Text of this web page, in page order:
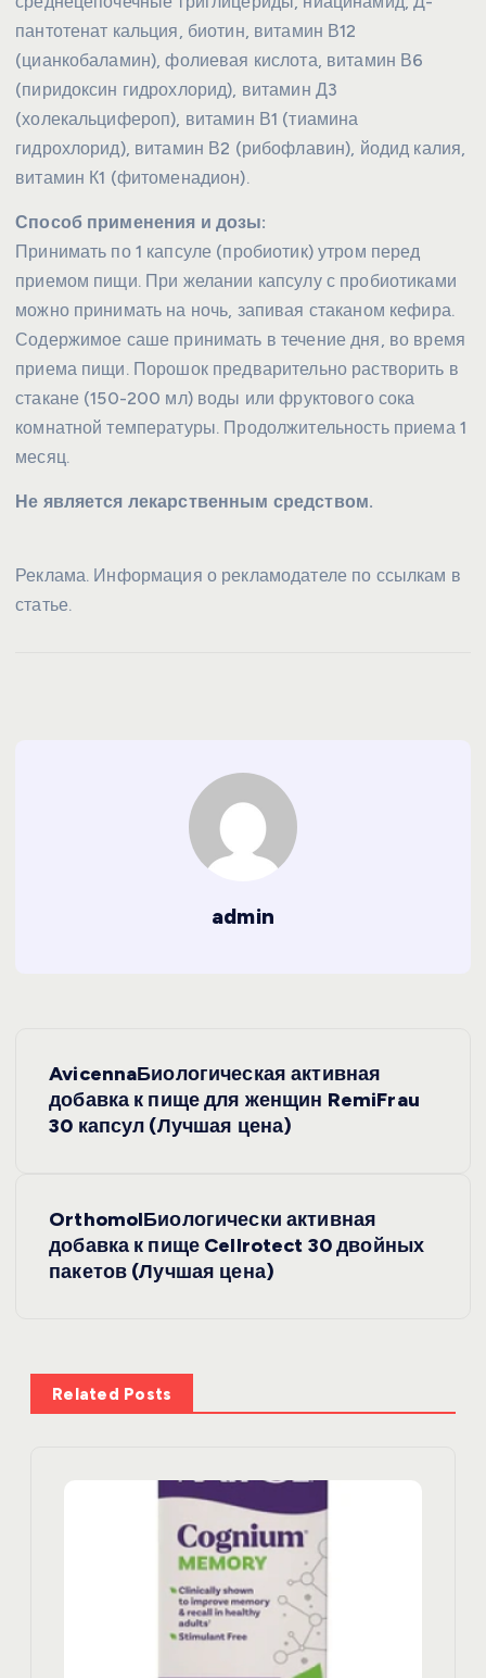
пантотенат кальция, биотин, витамин В12
(цианкобаламин), фолиевая кислота, витамин В6
(пиридоксин гидрохлорид), витамин Д3
(холекальцифероп), витамин В1 (тиамина
гидрохлорид), витамин В2 (рибофлавин), йодид калия,
витамин К1 (фитоменадион).
Способ применения и дозы:
Принимать по 1 капсуле (пробиотик) утром перед
приемом пищи. При желании капсулу с пробиотиками
можно принимать на ночь, запивая стаканом кефира.
Содержимое саше принимать в течение дня, во время
приема пищи. Порошок предварительно растворить в
стакане (150-200 мл) воды или фруктового сока
комнатной температуры. Продолжительность приема 1
месяц.
Не является лекарственным средством.
Реклама. Информация о рекламодателе по ссылкам в
статье.
admin
ц
и
AvicennaБиологическая активная
добавка к пище для женщин RemiFrau
30 капсул (Лучшая цена)
OrthomolБиологически активная
добавка к пище Cellrotect 30 двойных
пакетов (Лучшая цена)
Related Posts